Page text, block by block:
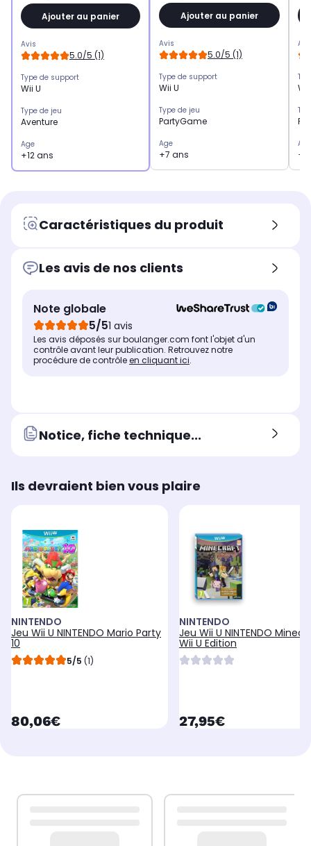
Ajouter au panier
Avis
5.0/5 (1)
Type de support
Wii U
Type de jeu
Aventure
Age
+12 ans
Ajouter au panier
Avis
5.0/5 (1)
Type de support
Wii U
Type de jeu
PartyGame
Age
+7 ans
Age
Caractéristiques du produit
Les avis de nos clients
Note globale
5/51 avis
Les avis déposés sur boulanger.com font l'objet d'un
contrôle avant leur publication. Retrouvez notre
procédure de contrôleen cliquant ici.
Notice, fiche technique...
Ils devraient bien vous plaire
NINTENDO
Jeu Wii U NINTENDO Mario Party
10
5/5 (1)
currentPrice
80,06€
NINTENDO
Jeu Wii U NINTENDO
Wii U Edition
currentPrice
27,95€